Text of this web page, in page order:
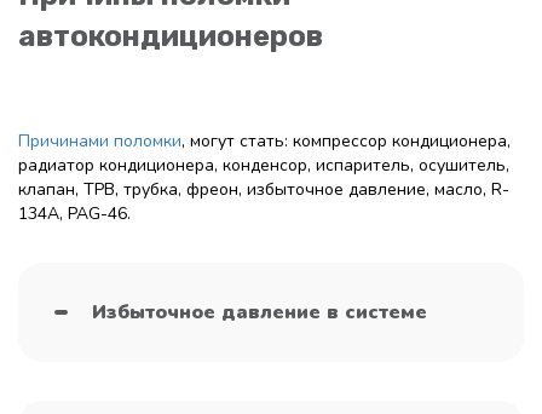
автокондиционеров
Причинами поломки, могут стать: компрессор кондиционера,
радиатор кондиционера, конденсор, испаритель, осушитель,
клапан, ТРВ, трубка, фреон, избыточное давление, масло, R-
134A, PAG-46.
Избыточное давление в системе